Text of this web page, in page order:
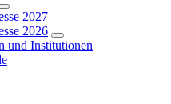
2027
2026
und Institutionen